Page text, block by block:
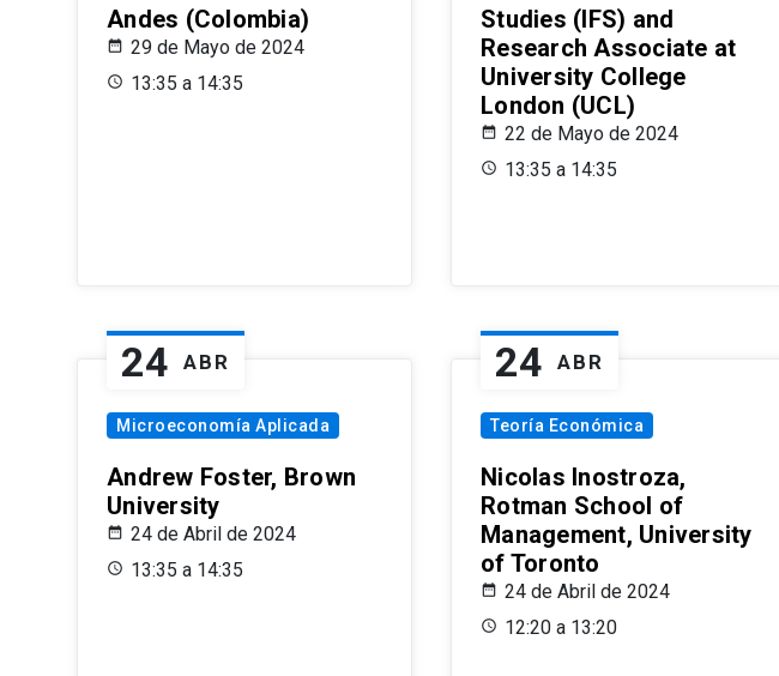
Andes (Colombia)
29 de Mayo de 2024
13:35 a 14:35
Studies (IFS) and
Research Associate at
University College
London (UCL)
22 de Mayo de 2024
13:35 a 14:35
24 ABR
Microeconomía Aplicada
Andrew Foster, Brown
University
24 de Abril de 2024
13:35 a 14:35
24 ABR
Teoría Económica
Nicolas Inostroza,
Rotman School of
Management, University
of Toronto
24 de Abril de 2024
12:20 a 13:20